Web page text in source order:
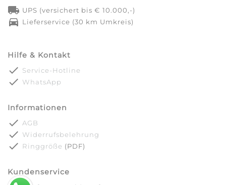
local_shipping UPS (versichert bis € 10.000,-)
directions_car Lieferservice (30 km Umkreis)
Hilfe & Kontakt
done Service-Hotline
done WhatsApp
Informationen
done AGB
done Widerrufsbelehrung
done Ringgröße (PDF)
Kundenservice